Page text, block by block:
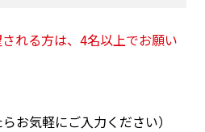
れる方は、4名以上でお願い
お気軽にご入力ください）